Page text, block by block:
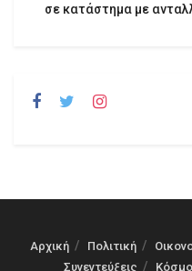
σε κατάστημα με
Αρχική Πολιτική
Συνεντεύξεις